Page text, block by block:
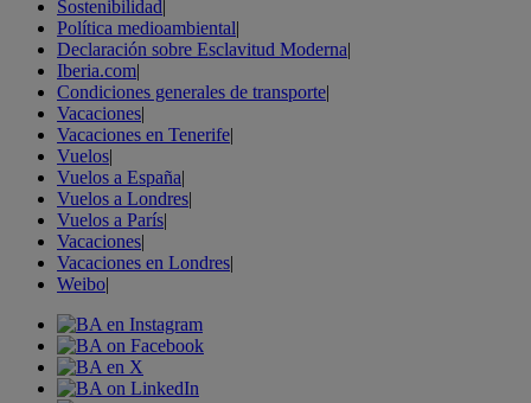
Sostenibilidad|
Política medioambiental|
Declaración sobre Esclavitud Moderna|
Iberia.com|
Condiciones generales de transporte|
Vacaciones|
Vacaciones en Tenerife|
Vuelos|
Vuelos a España|
Vuelos a Londres|
Vuelos a París|
Vacaciones|
Vacaciones en Londres|
Weibo|